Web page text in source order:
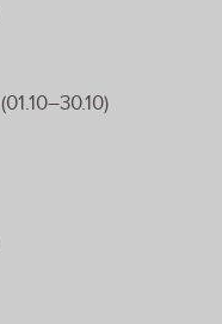
(01.10–30.10)